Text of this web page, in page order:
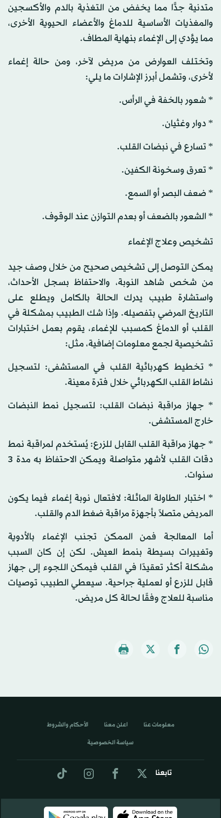
متدنية جدًّا مما يخفض من التغذية بالدم والأكسجين
والمغذيات الأساسية للدماغ والأعضاء الحيوية الأخرى،
مما يؤدي إلى الإغماء بنهاية المطاف.
وتختلف العوارض من مريض لآخر، ومن حالة إغماء
لأخرى، وتشمل أبرز الإشارات ما يلي:
* شعور بالخفة في الرأس.
* دوار وغثيان.
* تسارع في نبضات القلب.
* تعرق وسخونة الكفين.
* ضعف البصر أو السمع.
* الشعور بالضعف أو بعدم التوازن عند الوقوف.
تشخيص وعلاج الإغماء
يمكن التوصل إلى تشخيص صحيح من خلال وصف جيد
من شخص شاهد النوبة، والاحتفاظ بسجل الأحداث،
واستشارة طبيب يدرك الحالة بالكامل ويطلع على
التاريخ المرضي بتفصيله. وإذا شك الطبيب بمشكلة في
القلب أو الدماغ كمسبب للإغماء، يقوم بعمل اختبارات
تشخيصية لجمع معلومات إضافية، مثل:
* تخطيط كهربائية القلب في المستشفى: لتسجيل
نشاط القلب الكهربائي خلال فترة معينة.
* جهاز مراقبة نبضات القلب: لتسجيل نمط النبضات
خارج المستشفى.
* جهاز مراقبة القلب القابل للزرع: يُستخدم لمراقبة نمط
دقات القلب لأشهر متواصلة ويمكن الاحتفاظ به مدة 3
سنوات.
* اختبار الطاولة المائلة: لافتعال نوبة إغماء فيما يكون
المريض متصلاً بأجهزة مراقبة ضغط الدم والقلب.
أما المعالجة فمن الممكن تجنب الإغماء بالأدوية
وتغييرات بسيطة بنمط العيش. لكن إن كان السبب
مشكلة أكثر تعقيدًا في القلب فيمكن اللجوء إلى جهاز
قابل للزرع أو لعملية جراحية. سيعطي الطبيب توصيات
مناسبة للعلاج وفقًا لحالة كل مريض.
تابعنا
معلومات عنا اعلن معنا الأحكام والشروط
سياسة الخصوصية